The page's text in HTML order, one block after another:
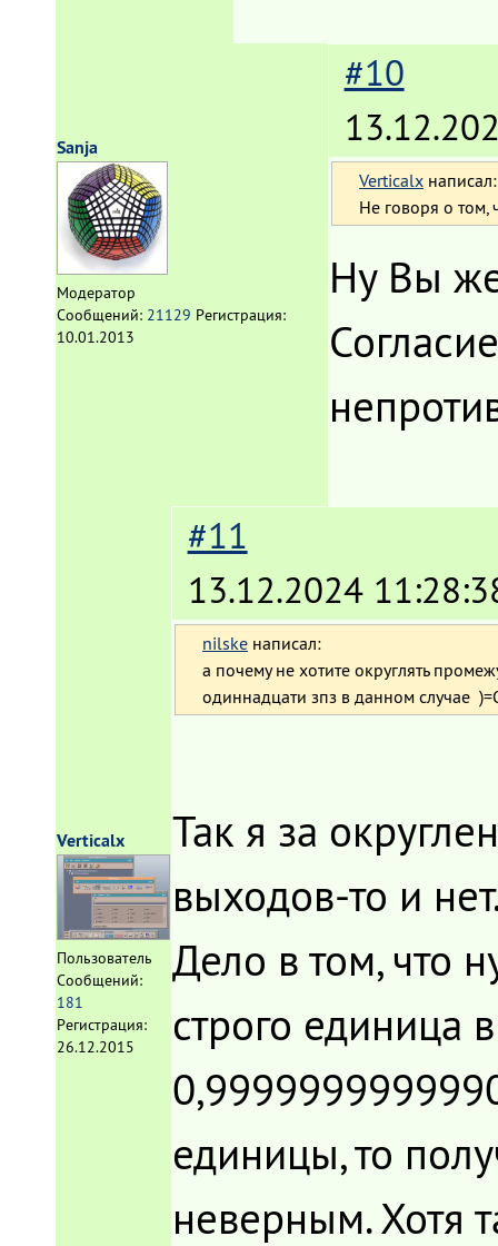
Sanja
Модератор
Сообщений: 21129 Регистрация:
10.01.2013
#10
Verticalx написал:
Не говоря о том,
Ну Вы
Verticalx
Пользователь
Сообщений:
181
Регистрация:
26.12.2015
#11
13.12.2024
nilske написал:
а почему не хотите округлять
одиннадцати зпз в данном случае
Так я за
выходов-то и
Дело в том, что
строго единица
единицы, то
неверным. Хотя